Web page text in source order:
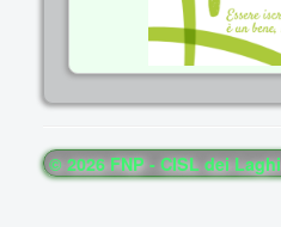
© 2026 FNP - CISL dei Laghi